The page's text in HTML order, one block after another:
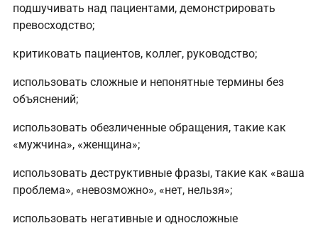
подшучивать над пациентами, демонстрировать
превосходство;
критиковать пациентов, коллег, руководство;
использовать сложные и непонятные термины без
объяснений;
использовать обезличенные обращения, такие как
«мужчина», «женщина»;
использовать деструктивные фразы, такие как «ваша
проблема», «невозможно», «нет, нельзя»;
использовать негативные и односложные